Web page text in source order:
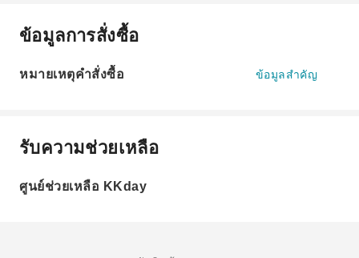
ข้อมูลการสั่งซื้อ
หมายเหตุคำสั่งซื้อ ข้อมูลสำคัญ
รับความช่วยเหลือ
ศูนย์ช่วยเหลือ KKday